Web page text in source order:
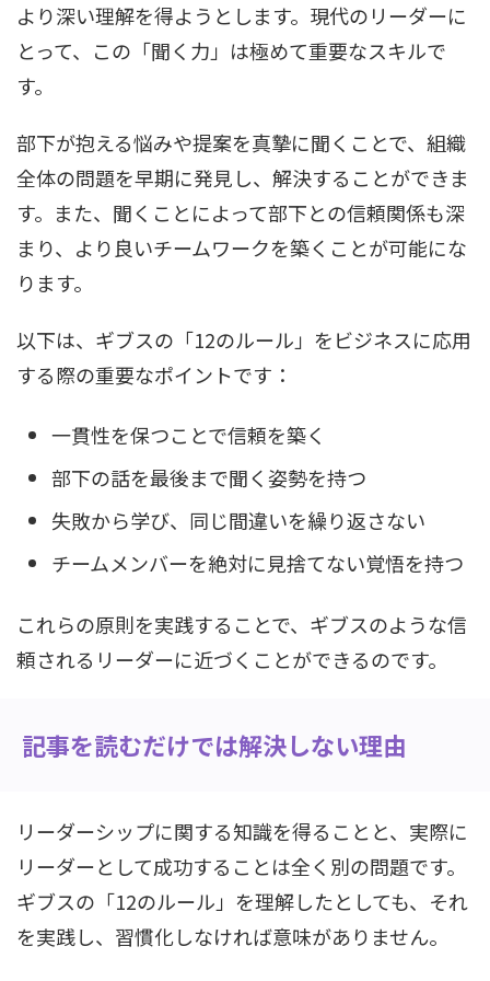
より深い理解を得ようとします。現代のリーダーに
とって、この「聞く力」は極めて重要なスキルで
す。
部下が抱える悩みや提案を真摯に聞くことで、組織
全体の問題を早期に発見し、解決することができま
す。また、聞くことによって部下との信頼関係も深
まり、より良いチームワークを築くことが可能にな
ります。
以下は、ギブスの「12のルール」をビジネスに応用
する際の重要なポイントです：
一貫性を保つことで信頼を築く
部下の話を最後まで聞く姿勢を持つ
失敗から学び、同じ間違いを繰り返さない
チームメンバーを絶対に見捨てない覚悟を持つ
これらの原則を実践することで、ギブスのような信
頼されるリーダーに近づくことができるのです。
記事を読むだけでは解決しない理由
リーダーシップに関する知識を得ることと、実際に
リーダーとして成功することは全く別の問題です。
ギブスの「12のルール」を理解したとしても、それ
を実践し、習慣化しなければ意味がありません。